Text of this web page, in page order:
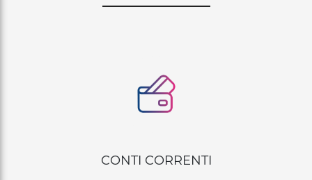
CARTE DI PAGAMENTO